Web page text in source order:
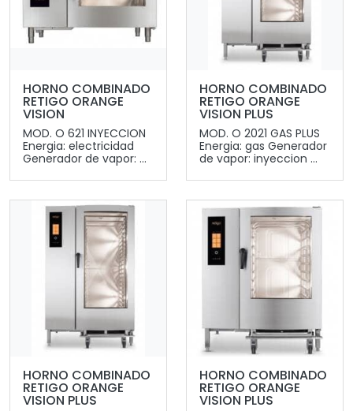
HORNO COMBINADO
RETIGO ORANGE
VISION
MOD. O 621 INYECCION
Energia: electricidad
Generador de vapor: ...
HORNO COMBINADO
RETIGO ORANGE
VISION PLUS
MOD. O 2021 GAS PLUS
Energia: gas Generador
de vapor: inyeccion ...
HORNO COMBINADO
RETIGO ORANGE
VISION PLUS
HORNO COMBINADO
RETIGO ORANGE
VISION PLUS